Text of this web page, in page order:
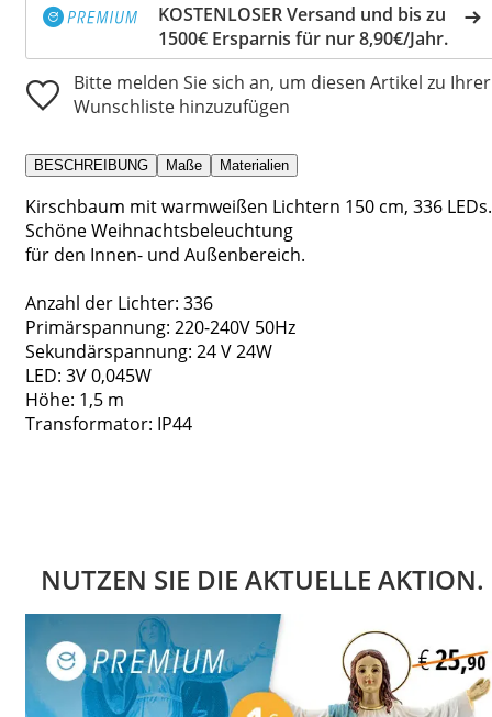
KOSTENLOSER Versand und bis zu
1500€ Ersparnis für nur 8,90€/Jahr.
Bitte melden Sie sich an, um diesen Artikel zu Ihrer
Wunschliste hinzuzufügen
BESCHREIBUNG Maße Materialien
Kirschbaum mit warmweißen Lichtern 150 cm, 336 LEDs.
Schöne Weihnachtsbeleuchtung
für den Innen- und Außenbereich.
Anzahl der Lichter: 336
Primärspannung: 220-240V 50Hz
Sekundärspannung: 24 V 24W
LED: 3V 0,045W
Höhe: 1,5 m
Transformator: IP44
NUTZEN SIE DIE AKTUELLE AKTION.